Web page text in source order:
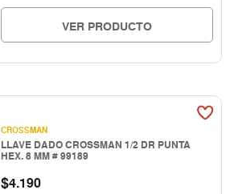
VER PRODUCTO
CROSSMAN
LLAVE DADO CROSSMAN 1/2 DR PUNTA
HEX. 8 MM # 99189
$4.190